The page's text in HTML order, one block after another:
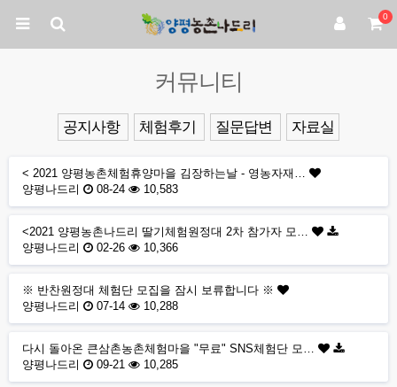
0
커뮤니티
공지사항 체험후기 질문답변 자료실
< 2021 양평농촌체험휴양마을 김장하는날 - 영농자재…
양평나드리
08-24 10,583
<2021 양평농촌나드리 딸기체험원정대 2차 참가자 모…
양평나드리
02-26 10,366
※ 반찬원정대 체험단 모집을 잠시 보류합니다 ※
양평나드리
07-14 10,288
다시 돌아온 큰삼촌농촌체험마을 "무료" SNS체험단 모…
양평나드리
09-21 10,285